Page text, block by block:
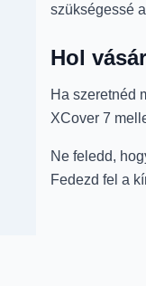
szükségessé
Hol
Ha szeretnéd
XCover 7
Ne feledd,
Fedezd fel a